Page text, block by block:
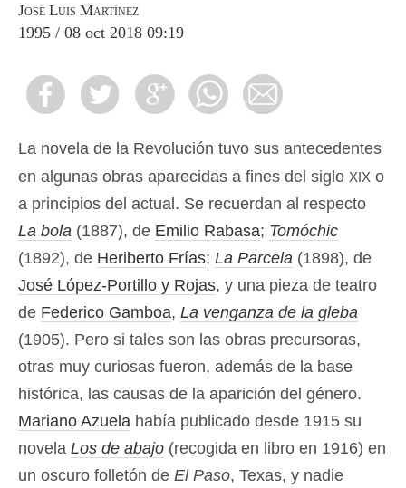
José Luis Martínez
1995 / 08 oct 2018 09:19
La novela de la Revolución tuvo sus antecedentes
en algunas obras aparecidas a fines del siglo xix o
a principios del actual. Se recuerdan al respecto
La bola (1887), de Emilio Rabasa; Tomóchic
(1892), de Heriberto Frías; La Parcela (1898), de
José López-Portillo y Rojas, y una pieza de teatro
de Federico Gamboa, La venganza de la gleba
(1905). Pero si tales son las obras precursoras,
otras muy curiosas fueron, además de la base
histórica, las causas de la aparición del género.
Mariano Azuela había publicado desde 1915 su
novela Los de abajo (recogida en libro en 1916) en
un oscuro folletón de El Paso, Texas, y nadie